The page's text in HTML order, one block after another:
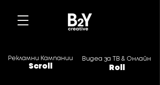
Видеа за ТВ & Онлайн
Roll
Рекламни Кампании
Scroll